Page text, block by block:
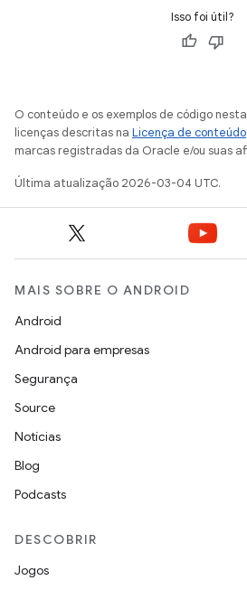
Isso foi útil?
O conteúdo e os exemplos de código
licenças descritas na Licença de conteúdo
marcas registradas da Oracle e/ou suas
Última atualização 2026-03-04 UTC.
MAIS SOBRE O ANDROID
Android
Android para empresas
Segurança
Source
Notícias
Blog
Podcasts
DESCOBRIR
Jogos